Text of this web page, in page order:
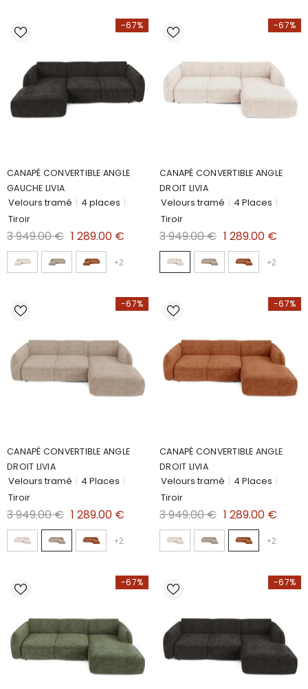
-67%
CANAPÉ CONVERTIBLE ANGLE
GAUCHE LIVIA
Velours tramé | 4 places |
Tiroir
3 949.00 € 1 289.00 €
+2
-67%
CANAPÉ CONVERTIBLE ANGLE
DROIT LIVIA
Velours tramé | 4 Places |
Tiroir
3 949.00 € 1 289.00 €
+2
-67%
CANAPÉ CONVERTIBLE ANGLE
DROIT LIVIA
Velours tramé | 4 Places |
Tiroir
3 949.00 € 1 289.00 €
+2
-67%
CANAPÉ CONVERTIBLE ANGLE
DROIT LIVIA
Velours tramé | 4 Places |
Tiroir
3 949.00 € 1 289.00 €
+2
-67% -67%